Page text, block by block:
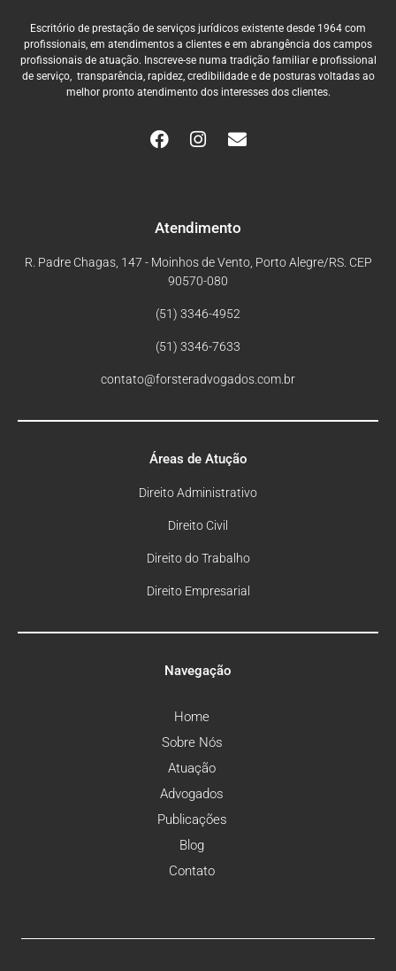
Navegação
Home
Sobre Nós
Atuação
Advogados
Publicações
Blog
Contato
Áreas de Atução
Direito Administrativo
Direito Civil
Direito do Trabalho
Direito Empresarial
Atendimento
R. Padre Chagas, 147 - Moinhos de Vento, Porto Alegre/RS. CEP
90570-080
(51) 3346-4952
(51) 3346-7633
contato@forsteradvogados.com.br
Escritório de prestação de serviços jurídicos existente desde 1964 com
profissionais, em atendimentos a clientes e em abrangência dos campos
profissionais de atuação. Inscreve-se numa tradição familiar e profissional
de serviço, transparência, rapidez, credibilidade e de posturas voltadas ao
melhor pronto atendimento dos interesses dos clientes.